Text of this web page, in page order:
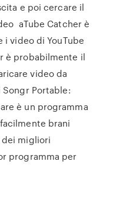
e poi cercare il
aTube Catcher è
i video di YouTube
è probabilmente il
video da
Portable:
è un programma
brani
dei migliori
programma per